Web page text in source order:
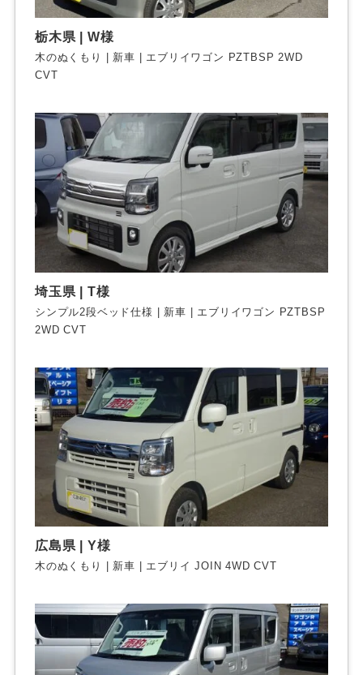
栃木県 | W様
木のぬくもり | 新車 | エブリイワゴン PZTBSP 2WD
CVT
埼玉県 | T様
シンプル2段ベッド仕様 | 新車 | エブリイワゴン PZTBSP
2WD CVT
広島県 | Y様
木のぬくもり | 新車 | エブリイ JOIN 4WD CVT